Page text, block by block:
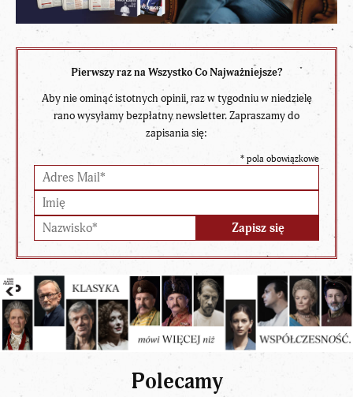
Pierwszy raz na Wszystko Co Najważniejsze?
Aby nie ominąć istotnych opinii, raz w tygodniu w niedzielę
rano wysyłamy bezpłatny newsletter. Zapraszamy do
zapisania się:
* pola obowiązkowe
Polecamy